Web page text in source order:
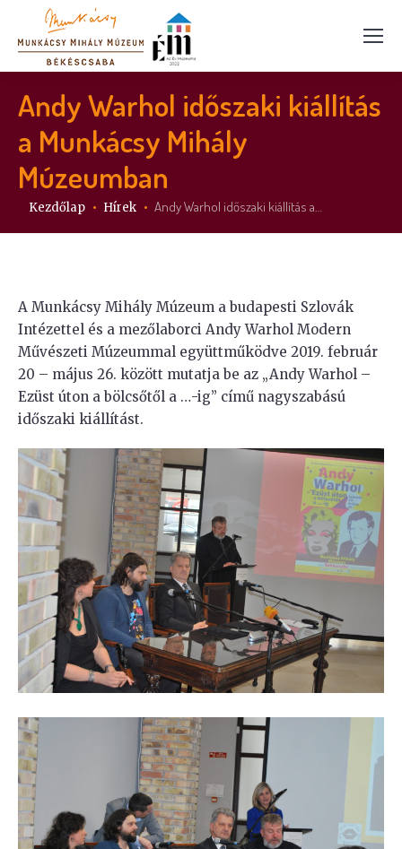
Andy Warhol időszaki kiállítás
a Munkácsy Mihály
Múzeumban
Itt vagy:
Kezdőlap Hírek Andy Warhol időszaki kiállítás a…
A Munkácsy Mihály Múzeum a budapesti Szlovák
Intézettel és a mezőlaborci Andy Warhol Modern
Művészeti Múzeummal együttműködve 2019. február
20 – május 26. között mutatja be az „Andy Warhol –
Ezüst úton a bölcsőtől a …-ig” című nagyszabású
időszaki kiállítást.